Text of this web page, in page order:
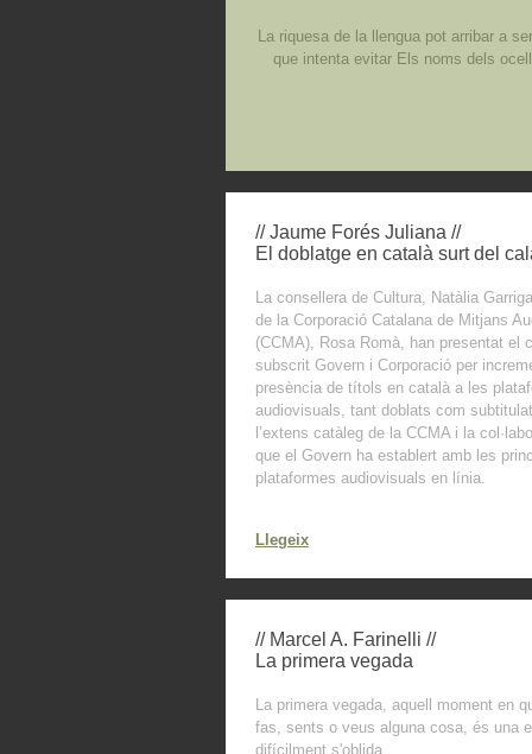
La riquesa de la llengua pot arribar a
que intenta evitar Els noms dels
// Jaume Forés Juliana //
El doblatge en català surt del
La consellera de Cultura, Natàlia
de la Corporació Catalana de Mitjans
(CCMA), Rosa Romà, han presentat el
subscrit Govern i Corporació per
presència de títols en català a les
audiovisuals, tant doblats com
l’extens catàleg de la CCMA i la
que el Govern ha establert amb les
plataformes audiovisuals en línia.
Llegeix
// Marcel A. Farinelli //
La primera vegada
La primera vegada, aquell moment en
fas, sents o veus alguna cosa, és una
difícilment s'oblida.